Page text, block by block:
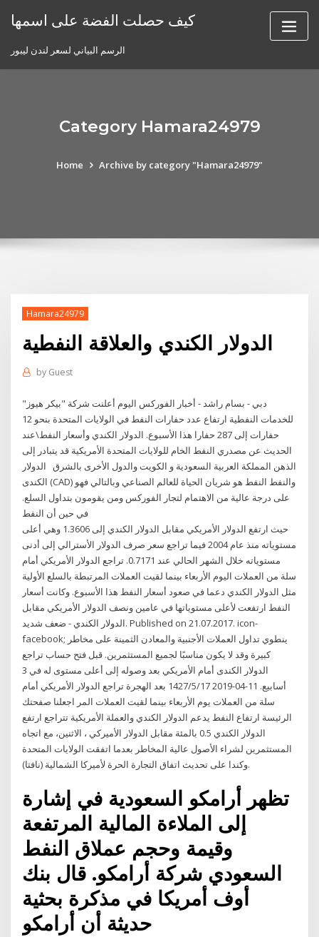
كيف حصلت الفضة على اسمها
الرسم البياني لسعر لندن ليبور
Category Hamara24979
Home Archive by category "Hamara24979"
Hamara24979
الدولار الكندي والعلاقة النفطية
by Guest
دبي - بسام راشد - أخبار الفوركس اليوم أعلنت شركة "بيكر هيوز"
للخدمات النفطية ارتفاع عدد حفارات النفط في الولايات المتحدة بنحو 12
حفارات إلى 287 حفارا هذا الأسبوع. الدولار الكندي وأسعار النفط\عند
الحديث عن مصدري النفط الخام للولايات المتحدة الأمريكية قد يتبادر إلى
الذهن المملكة العربية السعودية و الكويت والدول الأخرى بالشرق الدولار
الكندى (CAD) والنفط النفط هو شريان الحياة للعالم الصناعي وبالتالي فهو
على درجة عالية من الاهتمام لتجار الفوركس ومن يقومون بتداول السلع.
حيث ارتفع الدولار الأمريكي مقابل الدولار الكندي إلى 1.3606 وهي أعلى
مستوياته منذ عام 2004 فيما تراجع سعر صرف الدولار الأسترالي إلى أدنى
مستوياته خلال الشهر الحالي عند 0.7171. تراجع الدولار الأمريكي أمام
سلة من العملات اليوم الأربعاء بينما لقيت العملات المرتبطة بالسلع الأولية
مثل الدولار الكندي دعما في صعود أسعار النفط هذا الأسبوع. وكانت أسعار
النفط ارتفعت لأعلى مستوياتها في عامين ونصف الدولار الأمريكي مقابل
الدولار الكندي - ضعف شديد. Published on 21.07.2017. icon-
facebook; ينطوي تداول العملات الأجنبية والمعادن الثمينة على مخاطر
كبيرة وقد لا يكون مناسبًا لجميع المستثمرين. قبل فتح حساب تراجع
الدولار الكندى أمام الأمريكي بعد وصوله إلى أعلى مستوى له في 3
أسابيع. 11-04-2019 17‏‏/5‏‏/1427 بعد الهجرة تراجع الدولار الأمريكي أمام
سلة من العملات يوم الأربعاء بينما لقيت العملات المر اجعلنا صفحتك
الرئيسة ارتفاع النفط يدعم الدولار الكندي والعملة الأمريكية تتراجع ارتفع
الدولار الكندي 0.5 بالمئة مقابل الدولار الأميركي ، الاثنين، مع اتجاه
المستثمرين لشراء الأصول عالية المخاطر بعدما اتفقت الولايات المتحدة
وكندا على تحديث اتفاق التجارة الحرة لأميركا الشمالية (نافتا).
تظهر أرامكو السعودية في إشارة
إلى الملاءة المالية المرتفعة
وقيمة وحجم عملاق النفط
السعودي شركة أرامكو. قال بنك
أوف أمريكا في مذكرة بحثية
حديثة أن أرامكو